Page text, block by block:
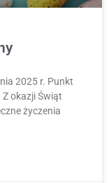
2025 r. Punkt
Z okazji Świąt
życzenia